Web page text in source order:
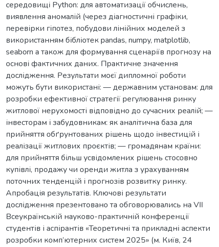
середовищі Python: для автоматизації обчислень,
виявлення аномалій (через діагностичні графіки,
перевірки гіпотез, побудови лінійних моделей з
використанням бібліотек pandas, numpy, matplotlib,
seaborn а також для формування сценаріїв прогнозу на
основі фактичних даних. Практичне значення
дослідження. Результати моєї дипломної роботи
можуть бути використані: — державним установам: для
розробки ефективної стратегії регулювання ринку
житлової нерухомості відповідно до сучасних реалій; —
інвесторам і забудовникам: як аналітична база для
прийняття обґрунтованих рішень щодо інвестицій і
реалізації житлових проєктів; — громадянам країни:
для прийняття більш усвідомлених рішень стосовно
купівлі, продажу чи оренди житла з урахуванням
поточних тенденцій і прогнозів розвитку ринку.
Апробація результатів. Ключові результати
дослідження презентовано та обговорювались на VII
Всеукраїнській науково-практичній конференції
студентів і аспірантів «Теоретичні та прикладні аспекти
розробки комп’ютерних систем 2025» (м. Київ, 24